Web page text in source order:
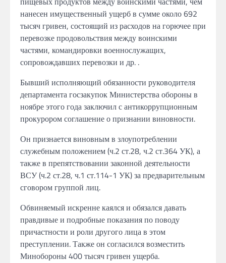
нанесен имущественный ущерб в сумме около 692
тысяч гривен, состоящий из расходов на горючее при
перевозке продовольствия между воинскими
частями, командировки военнослужащих,
сопровождавших перевозки и др. .
Бывший исполняющий обязанности руководителя
департамента госзакупок Министерства обороны в
ноябре этого года заключил с антикоррупционным
прокурором соглашение о признании виновности.
Он признается виновным в злоупотреблении
служебным положением (ч.2 ст.28, ч.2 ст.364 УК), а
также в препятствовании законной деятельности
ВСУ (ч.2 ст.28, ч.1 ст.114-1 УК) за предварительным
сговором группой лиц.
Обвиняемый искренне каялся и обязался давать
правдивые и подробные показания по поводу
причастности и роли другого лица в этом
преступлении. Также он согласился возместить
Минобороны 400 тысяч гривен ущерба.